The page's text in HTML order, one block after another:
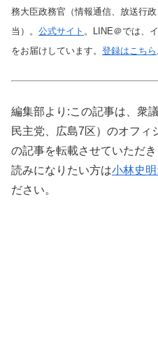
務大臣政務官（情報通信、放送行
当）。 公式サイト 。LINE＠では、
をお届けしています。 登録はこちら
編集部より:この記事は、衆
民主党、広島7区）のオフィ
の記事を転載させていただ
読みになりたい方は小林史
ださい。